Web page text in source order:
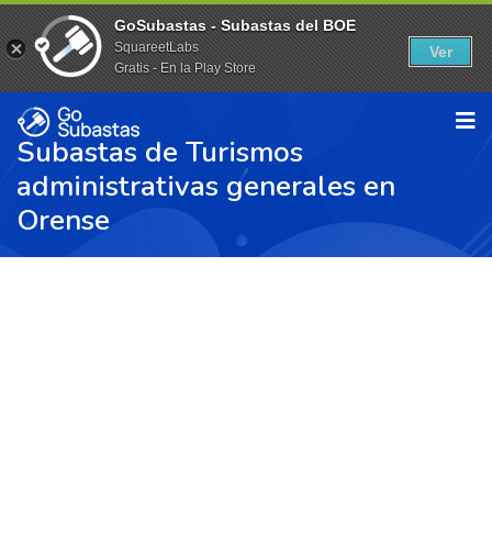
Subastas de Turismos
administrativas generales en
Orense
GoSubastas - Subastas del BOE
SquareetLabs
Gratis - En la Play Store
Ver